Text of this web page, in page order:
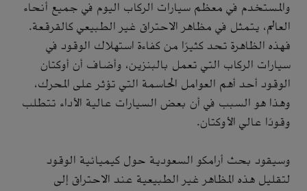
والمستخدم في معظم سيارات الركاب اليوم في جميع أنحاء
العالم، يتمثل في مظاهر الاحتراق غير الطبيعي كالقرقعة.
فهذه الظاهرة تحد كثيرًا من كفاءة استهلاك الوقود في
سيارات الركاب التي تعمل بالبنزين، وأضاف أن أوكتان
الوقود أحد أهم العوامل الحاسمة التي تؤثر على المحرك،
وهذا هو السبب في أن بعض السيارات عالية الأداء تتطلب
وقودًا عالي الأوكتان.
وسيقود بحث أرامكو السعودية حول كيميائية الوقود
لتقليل هذه المظاهر غير الطبيعية عند الاحتراق إلى